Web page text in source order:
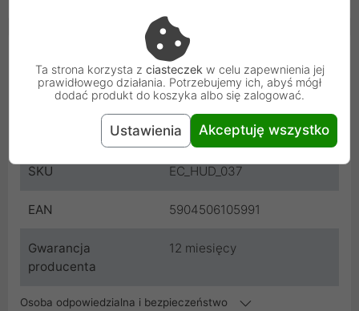
Cechy produktu
Producent HP
EC_HUD_037
SKU EC_HUD_037
EAN 5904506105991
Gwarancja
producenta
12 miesięcy
Osoba odpowiedzialna i bezpieczeństwo
Ta strona korzysta z ciasteczek w celu zapewnienia jej
prawidłowego działania. Potrzebujemy ich, abyś mógł
dodać produkt do koszyka albo się zalogować.
Ustawienia Akceptuję wszystko